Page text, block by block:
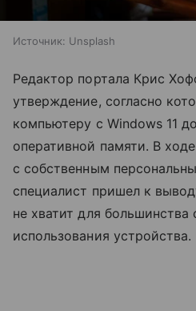
Источник: Unsplash
Редактор портала Крис
утверждение, согласно
компьютеру с Windows 11
оперативной памяти. В
с собственным
специалист пришел к
не хватит для большинства
использования устройства.